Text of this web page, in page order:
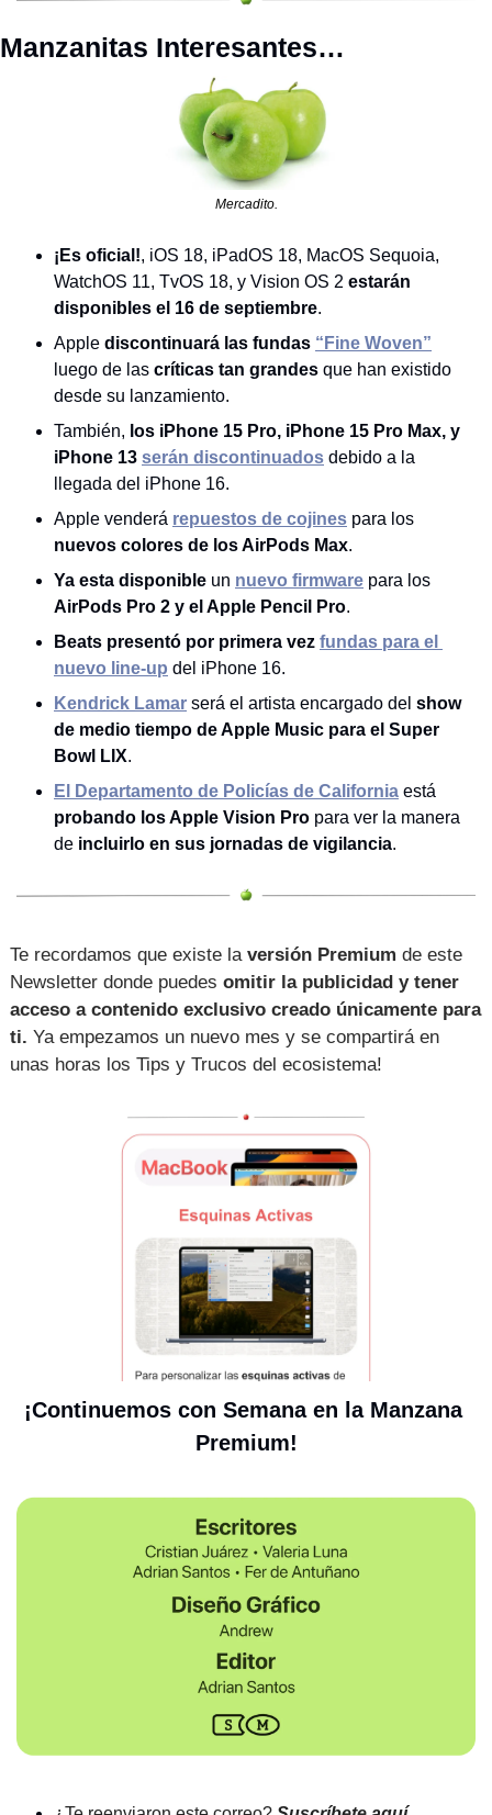
Manzanitas Interesantes…
Mercadito.
¡Es oficial!, iOS 18, iPadOS 18, MacOS Sequoia,
WatchOS 11, TvOS 18, y Vision OS 2 estarán
disponibles el 16 de septiembre.
Apple discontinuará las fundas “Fine Woven”
luego de las críticas tan grandes que han existido
desde su lanzamiento.
También, los iPhone 15 Pro, iPhone 15 Pro Max, y
iPhone 13 serán discontinuados debido a la
llegada del iPhone 16.
Apple venderá repuestos de cojines para los
nuevos colores de los AirPods Max.
Ya esta disponible un nuevo firmware
AirPods Pro 2 y el Apple Pencil Pro.
Beats presentó por primera vez fundas para el
nuevo line-up del iPhone 16.
Kendrick Lamar será el artista encargado del show
de medio tiempo de Apple Music para el Super
Bowl LIX.
El Departamento de Policías de California
probando los Apple Vision Pro para ver la manera
de incluirlo en sus jornadas de vigilancia.
Te recordamos que existe la versión Premium de este
Newsletter donde puedes omitir la publicidad y tener
acceso a contenido exclusivo creado únicamente para
ti. Ya empezamos un nuevo mes y se compartirá en
unas horas los Tips y Trucos del ecosistema!
¡Continuemos con Semana en la Manzana
Premium!